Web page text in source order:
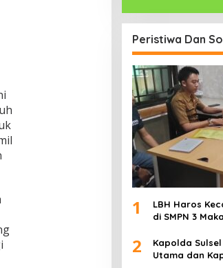
Peristiwa Dan
1
LBH Haros
di SMPN 3
2
Kapolda
Utama dan